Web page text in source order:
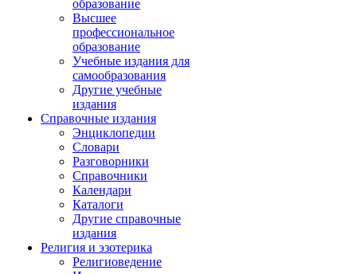
образование
Высшее
профессиональное
образование
Учебные издания для
самообразования
Другие учебные
издания
Справочные издания
Энциклопедии
Словари
Разговорники
Справочники
Календари
Каталоги
Другие справочные
издания
Религия и эзотерика
Религиоведение